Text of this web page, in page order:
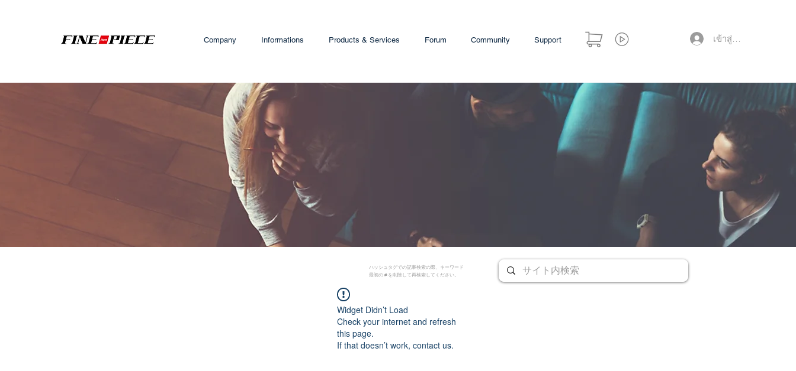
Company Informations Products & Services Forum Community Support เข้าสู่ระบบ
ハッシュタグでの記事検索の際、キーワード
最初の # を削除して再検索してください。
Widget Didn’t Load
Check your internet and refresh
this page.
If that doesn’t work, contact us.